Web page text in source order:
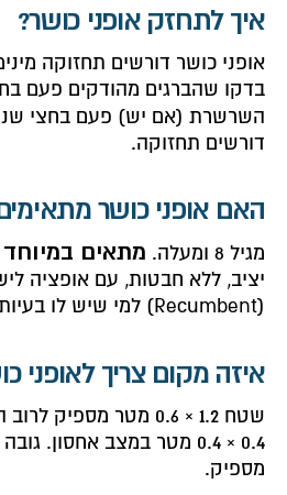
איך לתחזק אופני כושר?
אופני כושר דורשים תחזוקה
בדקו שהברגים מהודקים פעם
השרשרת (אם יש) פעם בחצי
דורשים תחזוקה.
האם אופני כושר
מגיל 8 ומעלה. מתאים
יציב, ללא חבטות, עם אופציה
(Recumbent) למי שיש לו בעיות גב.
איזה מקום צריך לאופני
שטח 1.2 × 0.6 מטר
מספיק.